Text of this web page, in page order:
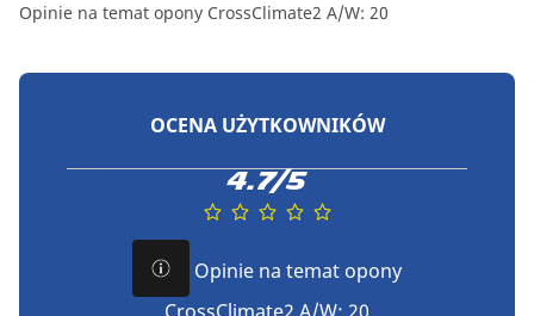
Opinie na temat opony CrossClimate2 A/W: 20
OCENA UŻYTKOWNIKÓW
4.7/5
Opinie na temat opony